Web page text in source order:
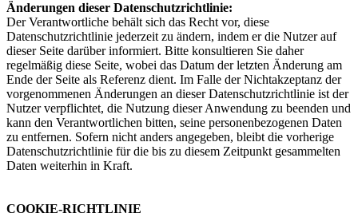
Änderungen dieser Datenschutzrichtlinie:
Der Verantwortliche behält sich das Recht vor, diese
Datenschutzrichtlinie jederzeit zu ändern, indem er die Nutzer auf
dieser Seite darüber informiert. Bitte konsultieren Sie daher
regelmäßig diese Seite, wobei das Datum der letzten Änderung am
Ende der Seite als Referenz dient. Im Falle der Nichtakzeptanz der
vorgenommenen Änderungen an dieser Datenschutzrichtlinie ist der
Nutzer verpflichtet, die Nutzung dieser Anwendung zu beenden und
kann den Verantwortlichen bitten, seine personenbezogenen Daten
zu entfernen. Sofern nicht anders angegeben, bleibt die vorherige
Datenschutzrichtlinie für die bis zu diesem Zeitpunkt gesammelten
Daten weiterhin in Kraft.
COOKIE-RICHTLINIE